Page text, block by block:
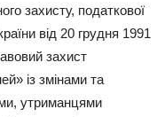
захисту, податкової
від 20 грудня 1991
захист
із змінами та
утриманцями